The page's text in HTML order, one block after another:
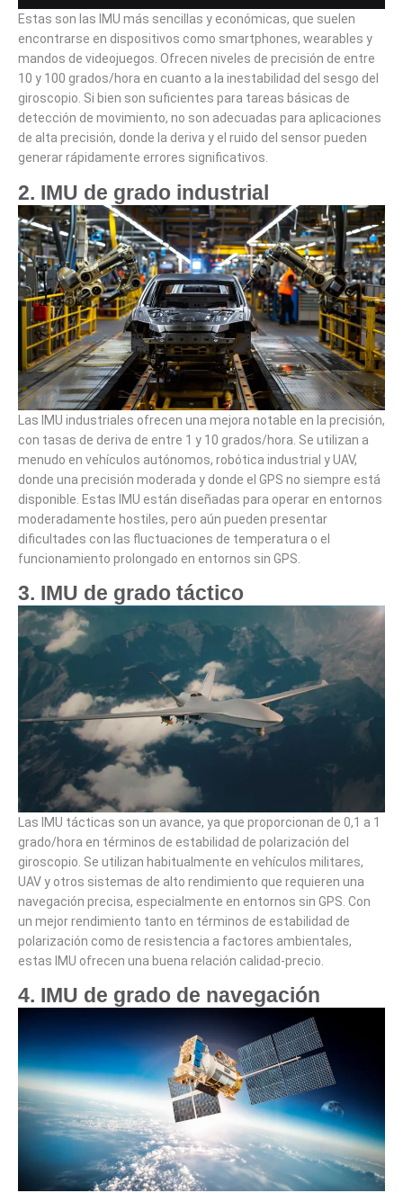
Estas son las IMU más sencillas y económicas, que suelen
encontrarse en dispositivos como smartphones, wearables y
mandos de videojuegos. Ofrecen niveles de precisión de entre
10 y 100 grados/hora en cuanto a la inestabilidad del sesgo del
giroscopio. Si bien son suficientes para tareas básicas de
detección de movimiento, no son adecuadas para aplicaciones
de alta precisión, donde la deriva y el ruido del sensor pueden
generar rápidamente errores significativos.
2. IMU de grado industrial
Las IMU industriales ofrecen una mejora notable en la precisión,
con tasas de deriva de entre 1 y 10 grados/hora . Se utilizan a
menudo en vehículos autónomos, robótica industrial y UAV,
donde una precisión moderada y donde el GPS no siempre está
disponible. Estas IMU están diseñadas para operar en entornos
moderadamente hostiles, pero aún pueden presentar
dificultades con las fluctuaciones de temperatura o el
funcionamiento prolongado en entornos sin GPS.
3. IMU de grado táctico
Las IMU tácticas son un avance, ya que proporcionan de 0,1 a 1
grado/hora en términos de estabilidad de polarización del
giroscopio. Se utilizan habitualmente en vehículos militares,
UAV y otros sistemas de alto rendimiento que requieren una
navegación precisa, especialmente en entornos sin GPS. Con
un mejor rendimiento tanto en términos de estabilidad de
polarización como de resistencia a factores ambientales,
estas IMU ofrecen una buena relación calidad-precio.
4. IMU de grado de navegación